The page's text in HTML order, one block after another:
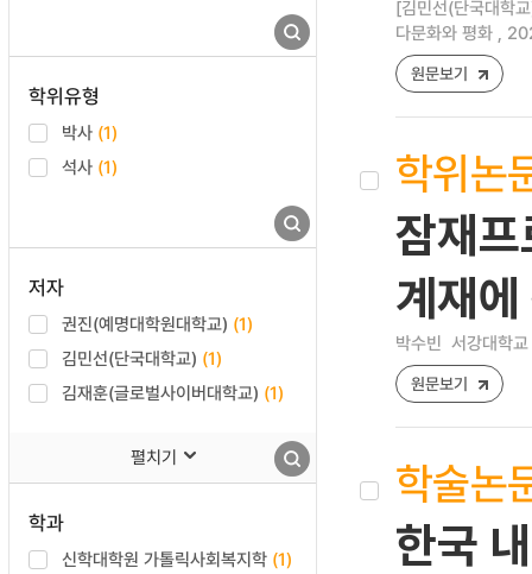
학위유형
박사 (1)
석사 (1)
저자
권진(예명대학원대학교) (1)
김민선(단국대학교) (1)
김재훈(글로벌사이버대학교) (1)
펼치기
학과
신학대학원 가톨릭사회복지학 (1)
[김민선(단국대학
다문화와 평화 ,
원문보기
학위논
잠재
계재
박수빈 서강대학
원문보기
학술논
한국